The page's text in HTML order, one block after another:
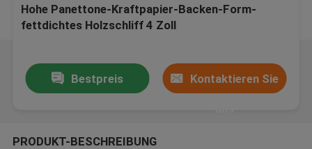
Hohe Panettone-Kraftpapier-Backen-Form-
fettdichtes Holzschliff 4 Zoll
Bestpreis Kontaktieren Sie
PRODUKT-BESCHREIBUNG